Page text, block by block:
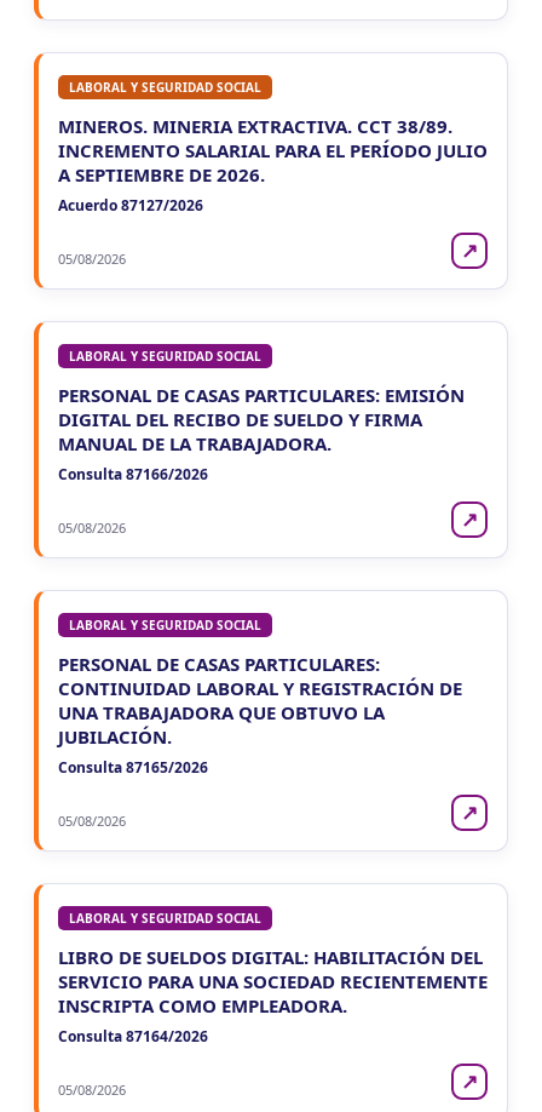
LABORAL Y SEGURIDAD SOCIAL
MINEROS. MINERIA EXTRACTIVA. CCT 38/89.
INCREMENTO SALARIAL PARA EL PERÍODO JULIO
A SEPTIEMBRE DE 2026.
Acuerdo 87127/2026
05/08/2026 ↗
LABORAL Y SEGURIDAD SOCIAL
PERSONAL DE CASAS PARTICULARES: EMISIÓN
DIGITAL DEL RECIBO DE SUELDO Y FIRMA
MANUAL DE LA TRABAJADORA.
Consulta 87166/2026
05/08/2026 ↗
LABORAL Y SEGURIDAD SOCIAL
PERSONAL DE CASAS PARTICULARES:
CONTINUIDAD LABORAL Y REGISTRACIÓN DE
UNA TRABAJADORA QUE OBTUVO LA
JUBILACIÓN.
Consulta 87165/2026
05/08/2026 ↗
LABORAL Y SEGURIDAD SOCIAL
LIBRO DE SUELDOS DIGITAL: HABILITACIÓN DEL
SERVICIO PARA UNA SOCIEDAD RECIENTEMENTE
INSCRIPTA COMO EMPLEADORA.
Consulta 87164/2026
05/08/2026 ↗